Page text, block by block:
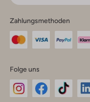
Zahlungsmethoden
Folge uns